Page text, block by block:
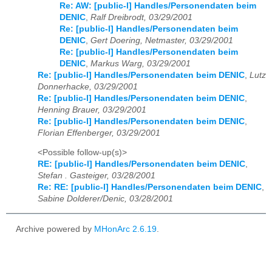
Re: AW: [public-l] Handles/Personendaten beim
DENIC Ralf Dreibrodt, 03/29/2001
Re: [public-l] Handles/Personendaten beim
DENIC Gert Doering, Netmaster, 03/29/2001
Re: [public-l] Handles/Personendaten beim
DENIC Markus Warg, 03/29/2001
Re: [public-l] Handles/Personendaten beim DENIC Lutz
Donnerhacke, 03/29/2001
Re: [public-l] Handles/Personendaten beim DENIC
Henning Brauer, 03/29/2001
Re: [public-l] Handles/Personendaten beim DENIC
Florian Effenberger, 03/29/2001
<Possible follow-up(s)>
RE: [public-l] Handles/Personendaten beim DENIC,
Stefan . Gasteiger, 03/28/2001
Re: RE: [public-l] Handles/Personendaten beim DENIC,
Sabine Dolderer/Denic, 03/28/2001
Archive powered by MHonArc 2.6.19